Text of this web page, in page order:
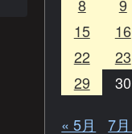
8
9
15
16
22
23
29
30
« 5月
7